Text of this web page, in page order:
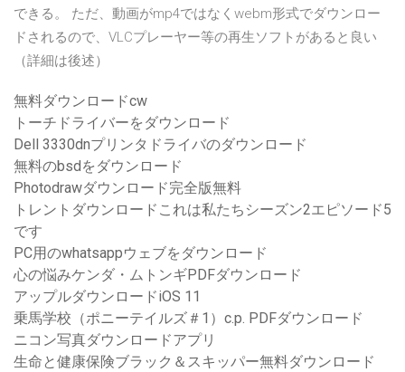
できる。 ただ、動画がmp4ではなくwebm形式でダウンロー
ドされるので、VLCプレーヤー等の再生ソフトがあると良い
（詳細は後述）
無料ダウンロードcw
トーチドライバーをダウンロード
Dell 3330dnプリンタドライバのダウンロード
無料のbsdをダウンロード
Photodrawダウンロード完全版無料
トレントダウンロードこれは私たちシーズン2エピソード5
です
PC用のwhatsappウェブをダウンロード
心の悩みケンダ・ムトンギPDFダウンロード
アップルダウンロードiOS 11
乗馬学校（ポニーテイルズ＃1）c.p. PDFダウンロード
ニコン写真ダウンロードアプリ
生命と健康保険ブラック＆スキッパー無料ダウンロード